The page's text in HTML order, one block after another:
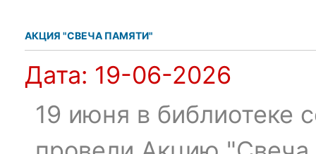
АКЦИЯ "СВЕЧА ПАМЯТИ"
Дата: 19-06-2026
19 июня в библиотеке